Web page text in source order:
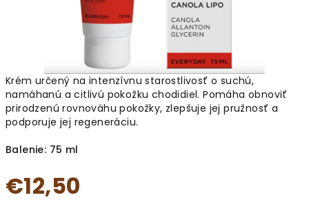
Krém určený na intenzívnu starostlivosť o suchú,
namáhanú a citlivú pokožku chodidiel. Pomáha obnoviť
prirodzenú rovnováhu pokožky, zlepšuje jej pružnosť a
podporuje jej regeneráciu.
Balenie: 75 ml
€12,50